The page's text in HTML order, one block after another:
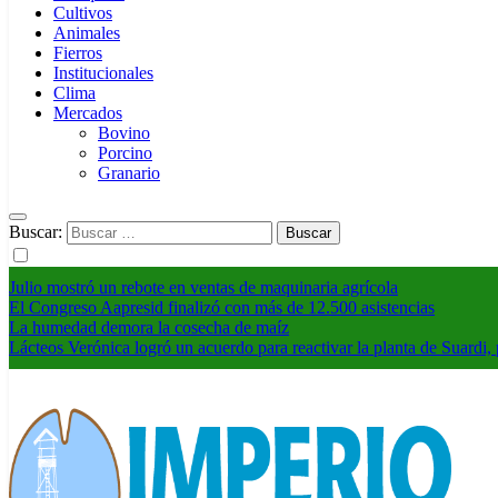
Cultivos
Animales
Fierros
Institucionales
Clima
Mercados
Bovino
Porcino
Granario
Buscar:
Julio mostró un rebote en ventas de maquinaria agrícola
El Congreso Aapresid finalizó con más de 12.500 asistencias
La humedad demora la cosecha de maíz
Lácteos Verónica logró un acuerdo para reactivar la planta de